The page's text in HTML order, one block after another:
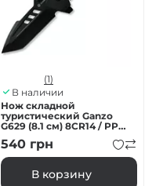
(1)
В наличии
Нож складной
туристический Ganzo
G629 (8.1 см) 8CR14 / PP
алюминий зеленый
540 грн
В корзину